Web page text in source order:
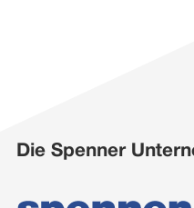
Die Spenner